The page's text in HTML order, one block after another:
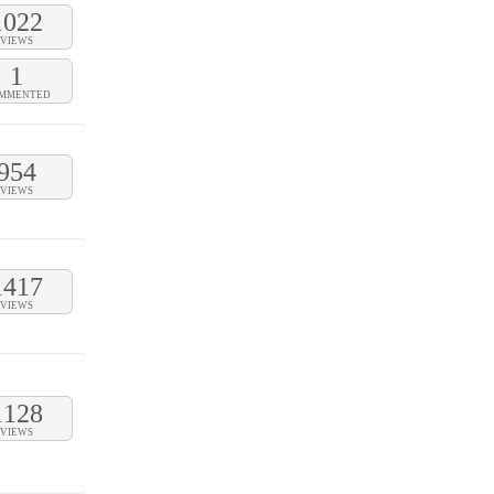
VIEWS
1
VIEWS
VIEWS
VIEWS